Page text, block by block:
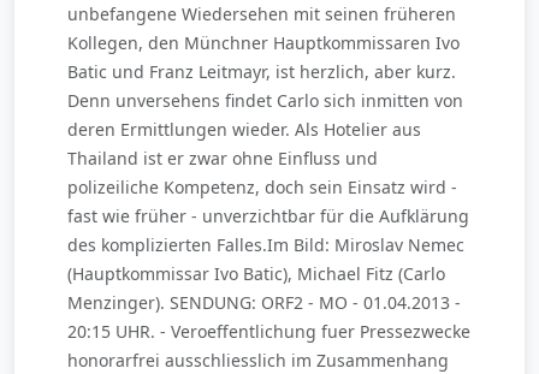
unbefangene Wiedersehen mit seinen früheren
Kollegen, den Münchner Hauptkommissaren Ivo
Batic und Franz Leitmayr, ist herzlich, aber kurz.
Denn unversehens findet Carlo sich inmitten von
deren Ermittlungen wieder. Als Hotelier aus
Thailand ist er zwar ohne Einfluss und
polizeiliche Kompetenz, doch sein Einsatz wird -
fast wie früher - unverzichtbar für die Aufklärung
des komplizierten Falles.Im Bild: Miroslav Nemec
(Hauptkommissar Ivo Batic), Michael Fitz (Carlo
Menzinger). SENDUNG: ORF2 - MO - 01.04.2013 -
20:15 UHR. - Veroeffentlichung fuer Pressezwecke
honorarfrei ausschliesslich im Zusammenhang